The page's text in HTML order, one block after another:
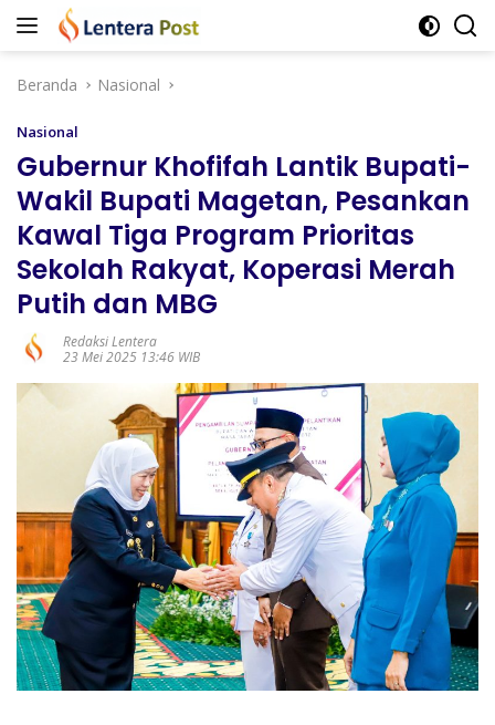
Langsung
Beranda
Nasional
Nasional
Gubernur Khofifah Lantik Bupati-
Wakil Bupati Magetan, Pesankan
Kawal Tiga Program Prioritas
Sekolah Rakyat, Koperasi Merah
Putih dan MBG
Redaksi Lentera
23 Mei 2025 13:46 WIB